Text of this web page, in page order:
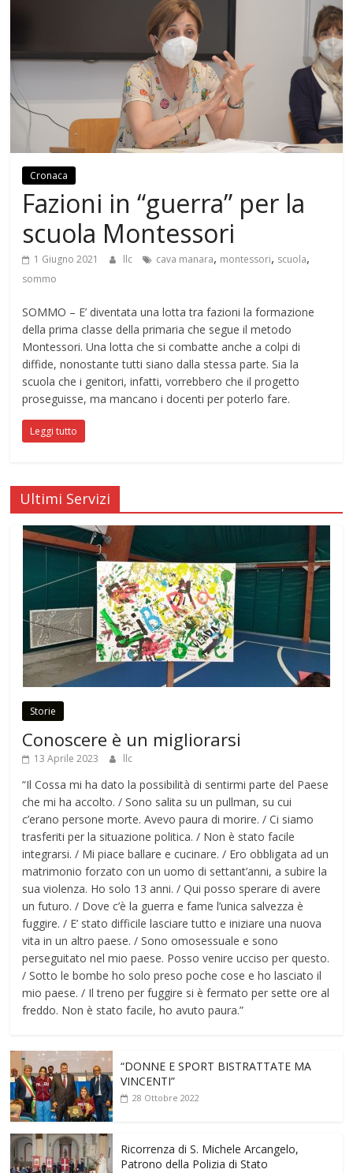
Cronaca
Fazioni in “guerra” per la
scuola Montessori
1 Giugno 2021 llc cava manara, montessori, scuola,
sommo
SOMMO – E’ diventata una lotta tra fazioni la formazione
della prima classe della primaria che segue il metodo
Montessori. Una lotta che si combatte anche a colpi di
diffide, nonostante tutti siano dalla stessa parte. Sia la
scuola che i genitori, infatti, vorrebbero che il progetto
proseguisse, ma mancano i docenti per poterlo fare.
Leggi tutto
Ultimi Servizi
Storie
Conoscere è un migliorarsi
13 Aprile 2023 llc
“Il Cossa mi ha dato la possibilità di sentirmi parte del Paese
che mi ha accolto. / Sono salita su un pullman, su cui
c’erano persone morte. Avevo paura di morire. / Ci siamo
trasferiti per la situazione politica. / Non è stato facile
integrarsi. / Mi piace ballare e cucinare. / Ero obbligata ad un
matrimonio forzato con un uomo di settant’anni, a subire la
sua violenza. Ho solo 13 anni. / Qui posso sperare di avere
un futuro. / Dove c’è la guerra e fame l’unica salvezza è
fuggire. / E’ stato difficile lasciare tutto e iniziare una nuova
vita in un altro paese. / Sono omosessuale e sono
perseguitato nel mio paese. Posso venire ucciso per questo.
/ Sotto le bombe ho solo preso poche cose e ho lasciato il
mio paese. / Il treno per fuggire si è fermato per sette ore al
freddo. Non è stato facile, ho avuto paura.”
“DONNE E SPORT BISTRATTATE MA
VINCENTI”
28 Ottobre 2022
Ricorrenza di S. Michele Arcangelo,
Patrono della Polizia di Stato